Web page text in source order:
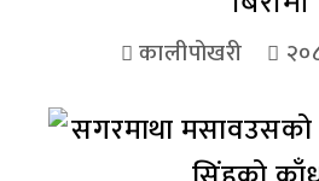
कालीपोखरी